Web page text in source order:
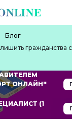
Блог
гражданства
ОНЛАЙН"
(1